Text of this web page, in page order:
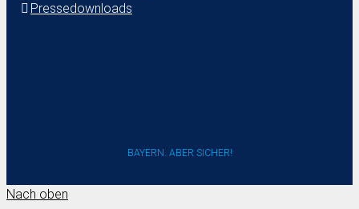
Pressedownloads
BAYERN. ABER SICHER!
Nach oben